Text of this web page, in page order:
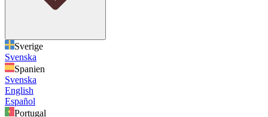
Sverige
Svenska
Spanien
Svenska
English
Español
Portugal